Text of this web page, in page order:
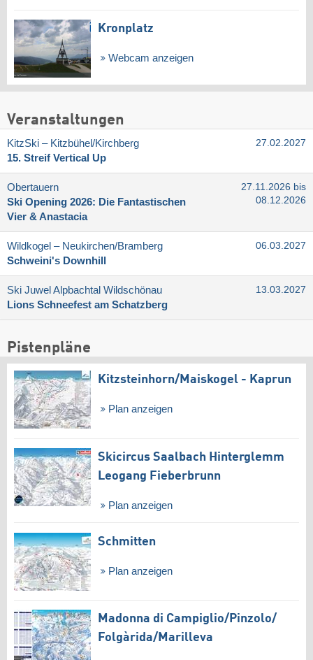
Kronplatz
Webcam anzeigen
Veranstaltungen
KitzSki – Kitzbühel/​Kirchberg
15. Streif Vertical Up
27.02.2027
Obertauern
Ski Opening 2026: Die Fantastischen
Vier & Anastacia
27.11.2026 bis
08.12.2026
Wildkogel – Neukirchen/​Bramberg
Schweini's Downhill
06.03.2027
Ski Juwel Alpbachtal Wildschönau
Lions Schneefest am Schatzberg
13.03.2027
Pistenpläne
Kitzsteinhorn/​Maiskogel - Kaprun
Plan anzeigen
Skicircus Saalbach Hinterglemm
Leogang Fieberbrunn
Plan anzeigen
Schmitten
Plan anzeigen
Madonna di Campiglio/​Pinzolo/​
Folgàrida/​Marilleva